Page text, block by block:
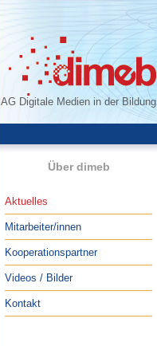
AG Digitale Medien in der Bildung
Über dimeb
Aktuelles
Mitarbeiter/innen
Kooperationspartner
Videos / Bilder
Kontakt